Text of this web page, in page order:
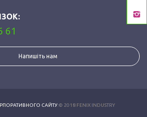
61
Напишіть нам
САЙТУ:© 2018 FENIX INDUSTRY